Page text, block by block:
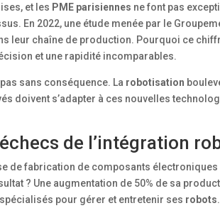
et les PME parisiennes ne font pas
En 2022, une étude menée par le
leur chaîne de production. Pourquoi ce
et une rapidité incomparables.
sans conséquence. La robotisation
doivent s’adapter à ces nouvelles
de l’intégration
de fabrication de composants
? Une augmentation de 50% de sa
pour gérer et entretenir ses robots.